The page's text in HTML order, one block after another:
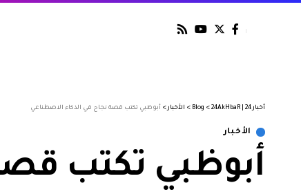
أخبار 24 | 24AkHbaR >
Blog
> الأخبار > أبوظبي تكتب قصة نجاح في الذكاء الاصطناعي
الأخبار
أبوظبي تكتب